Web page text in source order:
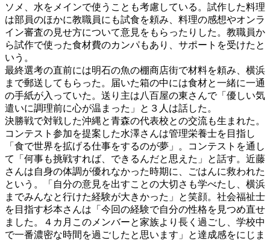
ソメ、水をメインで使うことも考慮している。試作した料理
は部員のほかに教職員にも試食を頼み、料理の感想やオンラ
イン審査の見せ方について意見をもらったりした。教職員か
ら試作で使った食材費のカンパもあり、サポートを受けたと
いう。
最終選考の直前には明石の魚の棚商店街で材料を頼み、横浜
まで郵送してもらった。届いた箱の中には食材と一緒に一通
の手紙が入っていた。送り主は八百屋の東さんで「優しい気
遣いに調理前に心が温まった」と３人は話した。
決勝戦で対戦した沖縄と青森の代表校との交流も生まれた。
コンテスト参加を提案した水澤さんは管理栄養士を目指し
「食で世界を拡げる仕事をするのが夢」。コンテストを通し
て「何事も挑戦すれば、できるんだと思えた」と話す。近藤
さんは自身の体調が優れなかった時期に、ごはんに救われた
という。「自分の意見を出すことの大切さも学べたし、横浜
までみんなと行けた経験が大きかった」と笑顔。社会福祉士
を目指す杉本さんは「今回の経験で自分の性格を見つめ直せ
ました。４カ月このメンバーと家族より長く過ごし、学校中
で一番濃密な時間を過ごしたと思います」と達成感をにじま